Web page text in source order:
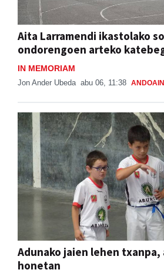
Aita Larramendi ikastolako
ondorengoen arteko
IN MEMORIAM
Jon Ander Ubeda abu 06, 11:38 ANDOAIN
Adunako jaien lehen
honetan